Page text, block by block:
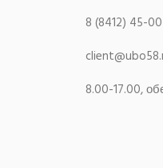
8 (8412) 45-
8.00-17.00,